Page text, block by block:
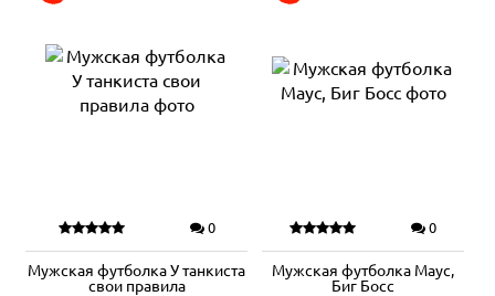
0
Мужская футболка У танкиста
свои правила
0
Мужская футболка Маус,
Биг Босс